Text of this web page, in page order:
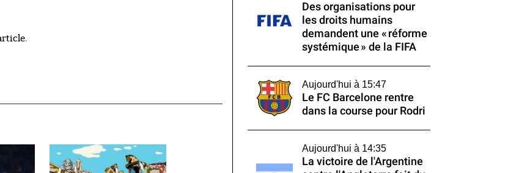
Des organisations pour
les droits humains
demandent une « réforme
systémique » de la FIFA
Aujourd'hui à 15:47
Le FC Barcelone rentre
dans la course pour Rodri
Aujourd'hui à 14:35
La victoire de l'Argentine